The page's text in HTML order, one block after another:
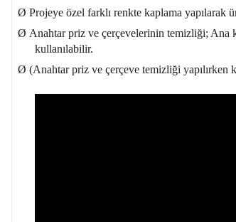
Ø Projeye özel farklı renkte kaplama yapılarak
Ø Anahtar priz ve çerçevelerinin temizliği; Ana
kullanılabilir.
Ø (Anahtar priz ve çerçeve temizliği yapılırken